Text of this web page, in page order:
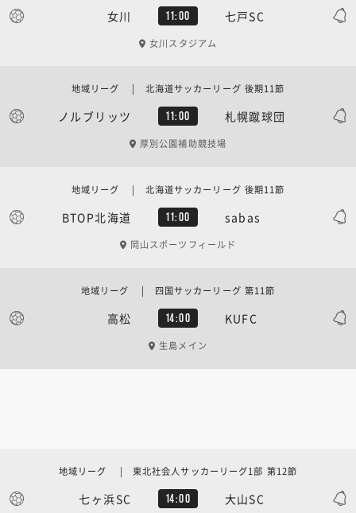
女川 11:00 七戸SC
女川スタジアム
ノルブリッツ 11:00 札幌蹴球団
地域リーグ | 北海道サッカーリーグ 後期11節
厚別公園補助競技場
BTOP北海道 11:00 sabas
地域リーグ | 北海道サッカーリーグ 後期11節
岡山スポーツフィールド
高松 14:00 KUFC
地域リーグ | 四国サッカーリーグ 第11節
生島メイン
七ヶ浜SC 14:00 大山SC
地域リーグ | 東北社会人サッカーリーグ1部 第12節